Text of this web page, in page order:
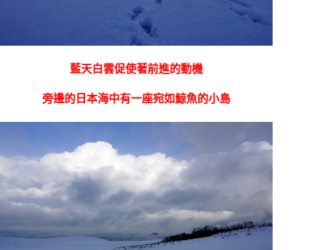
藍天白雲促使著前進的動機
旁邊的日本海中有一座宛如鯨魚的小島